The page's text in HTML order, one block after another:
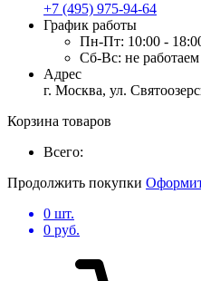
+7 (495) 975-94-64
График работы
Пн-Пт: 10:00 -
Сб-Вс: не работаем
Адрес
г. Москва, ул.
Корзина товаров
Всего:
Продолжить покупки
0 шт.
0 руб.